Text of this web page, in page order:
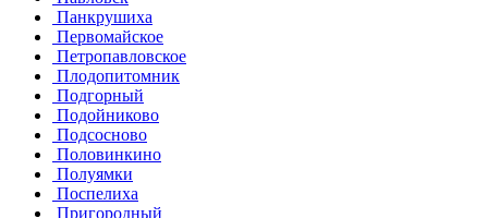
Панкрушиха
Первомайское
Петропавловское
Плодопитомник
Подгорный
Подойниково
Подсосново
Половинкино
Полуямки
Поспелиха
Пригородный